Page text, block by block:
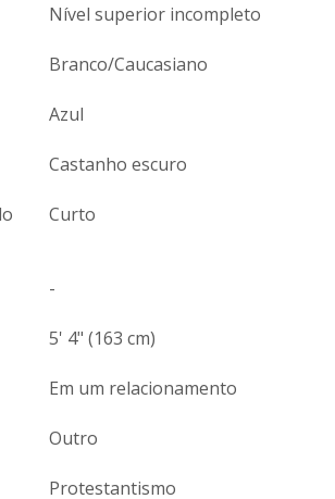
Nível superior incompleto
Branco/Caucasiano
Azul
Castanho escuro
Curto
-
5' 4" (163 cm)
Em um relacionamento
Outro
Protestantismo